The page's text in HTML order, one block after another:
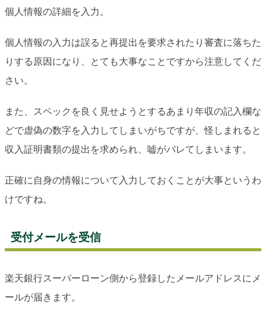
個人情報の詳細を入力。
個人情報の入力は誤ると再提出を要求されたり審査に落ちた
りする原因になり、とても大事なことですから注意してくだ
さい。
また、スペックを良く見せようとするあまり年収の記入欄な
どで虚偽の数字を入力してしまいがちですが、怪しまれると
収入証明書類の提出を求められ、嘘がバレてしまいます。
正確に自身の情報について入力しておくことが大事というわ
けですね。
受付メールを受信
楽天銀行スーパーローン側から登録したメールアドレスにメ
ールが届きます。